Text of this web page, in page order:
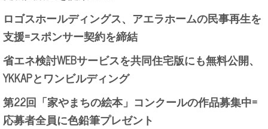
ロゴスホールディングス、アエラホームの民事再生を
支援=スポンサー契約を締結
省エネ検討WEBサービスを共同住宅版にも無料公開、
YKKAPとワンビルディング
第22回「家やまちの絵本」コンクールの作品募集中=
応募者全員に色鉛筆プレゼント